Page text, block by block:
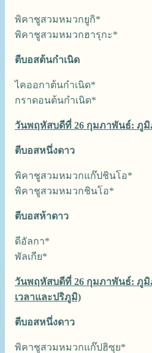
พิคาชูสวมหมวกยูกิ*
พิคาชูสวมหมวกฮารุกะ*
ตีบอสต้นกำเนิด
ไคออกาต้นกำเนิด*
กราดอนต้นกำเนิด*
วันพฤหัสบดีที่ 26 กุมภาพันธ์: ภู
ตีบอสหนึ่งดาว
พิคาชูสวมหมวกแก๊ปชินโอ*
พิคาชูสวมหมวกชินโอ*
ตีบอสห้าดาว
ดีอัลกา*
พัลเกีย*
วันพฤหัสบดีที่ 26 กุมภาพันธ์: ภูมิ
เวลาและปริภูมิ)
ตีบอสหนึ่งดาว
พิคาชูสวมหมวกแก๊ปฮิซุย*